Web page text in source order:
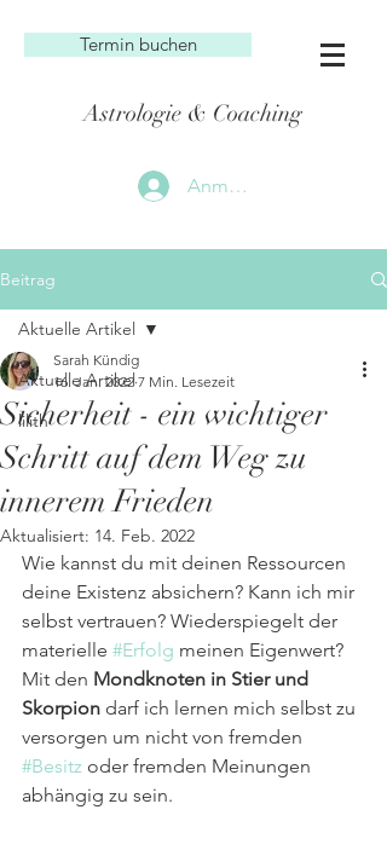
Termin buchen
Astrologie & Coaching
Anmelden
Beitrag
Aktuelle Artikel
lilith
Aktuelle Artikel
Sicherheit - ein wichtiger
Schritt auf dem Weg zu
innerem Frieden
Sarah Kündig
16. Jan. 2022 7 Min. Lesezeit
Aktualisiert: 14. Feb. 2022
Wie kannst du mit deinen Ressourcen
deine Existenz absichern? Kann ich mir
selbst vertrauen? Wiederspiegelt der
materielle #Erfolg meinen Eigenwert?
Mit den Mondknoten in Stier und
Skorpion darf ich lernen mich selbst zu
versorgen um nicht von fremden
#Besitz oder fremden Meinungen
abhängig zu sein.